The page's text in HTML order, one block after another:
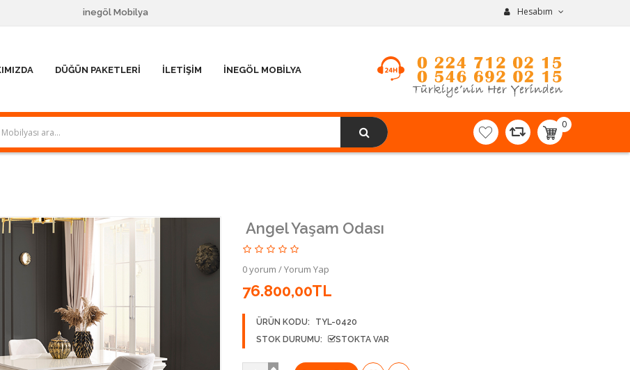
inegöl Mobilya Hesabım
DÜĞÜN PAKETLERI İLETIŞIM İNEGÖL MOBILYA
0
item(s)
-
Angel Yaşam Odası
0 yorum /Yorum Yap
76.800,00TL
ÜRÜN KODU:
TYL-0420
STOK DURUMU:
STOKTA VAR